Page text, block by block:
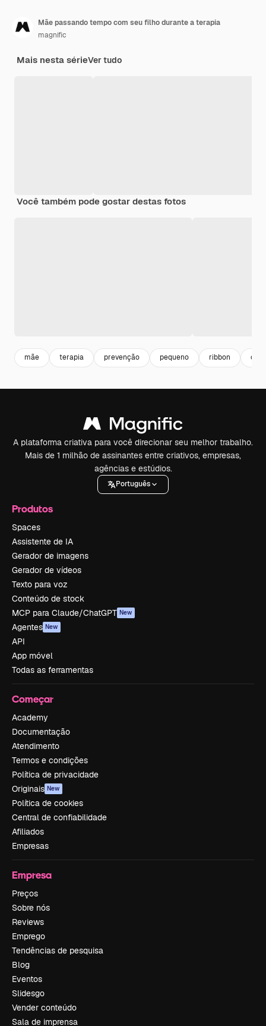
Mãe passando tempo com seu filho durante a terapia
magnific
Mais nesta sérieVer tudo
Você também pode gostar destas fotos
mãe terapia prevenção pequeno ribbon
A plataforma criativa para você direcionar seu melhor trabalho.
Mais de 1 milhão de assinantes entre criativos, empresas,
agências e estúdios.
Português
Produtos
Spaces
Assistente de IA
Gerador de imagens
Gerador de vídeos
Texto para voz
Conteúdo de stock
MCP para Claude/ChatGPT New
Agentes New
API
App móvel
Todas as ferramentas
Começar
Academy
Documentação
Atendimento
Termos e condições
Política de privacidade
Originais New
Política de cookies
Central de confiabilidade
Afiliados
Empresas
Empresa
Preços
Sobre nós
Reviews
Emprego
Tendências de pesquisa
Blog
Eventos
Slidesgo
Vender conteúdo
Sala de imprensa